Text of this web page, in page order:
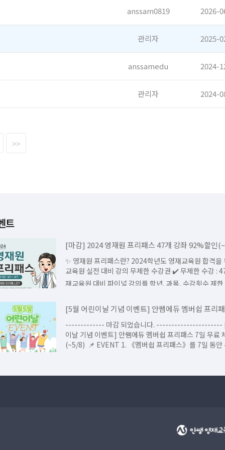
anssam0819 2026-
관리자 2025-
anssamedu 2024-
관리자 2024-
>>
트
[마감] 2024 영재원 프리패스 47개 강좌 92%할인
✨ 영재원 프리패스란? 2024학년도 영재교육원 합격을 위한 영재
교육원 실전 대비 강의 무제한 수강권 ​✔️ 무제한 수강 : 47개의 영
재교육원 대비 파이널 강의를 학년, 과목, 수강횟수 제
------------- 마감 되었습니다. ---------------------- [5월 어린
이날 기념 이벤트] 안쌤에듀 멤버쉽 프리패스 7일 무료 체험
(~5/8) ​ ​📌 EVENT 1. 《멤버쉽 프리패스》를 7일 동안 무료 체험